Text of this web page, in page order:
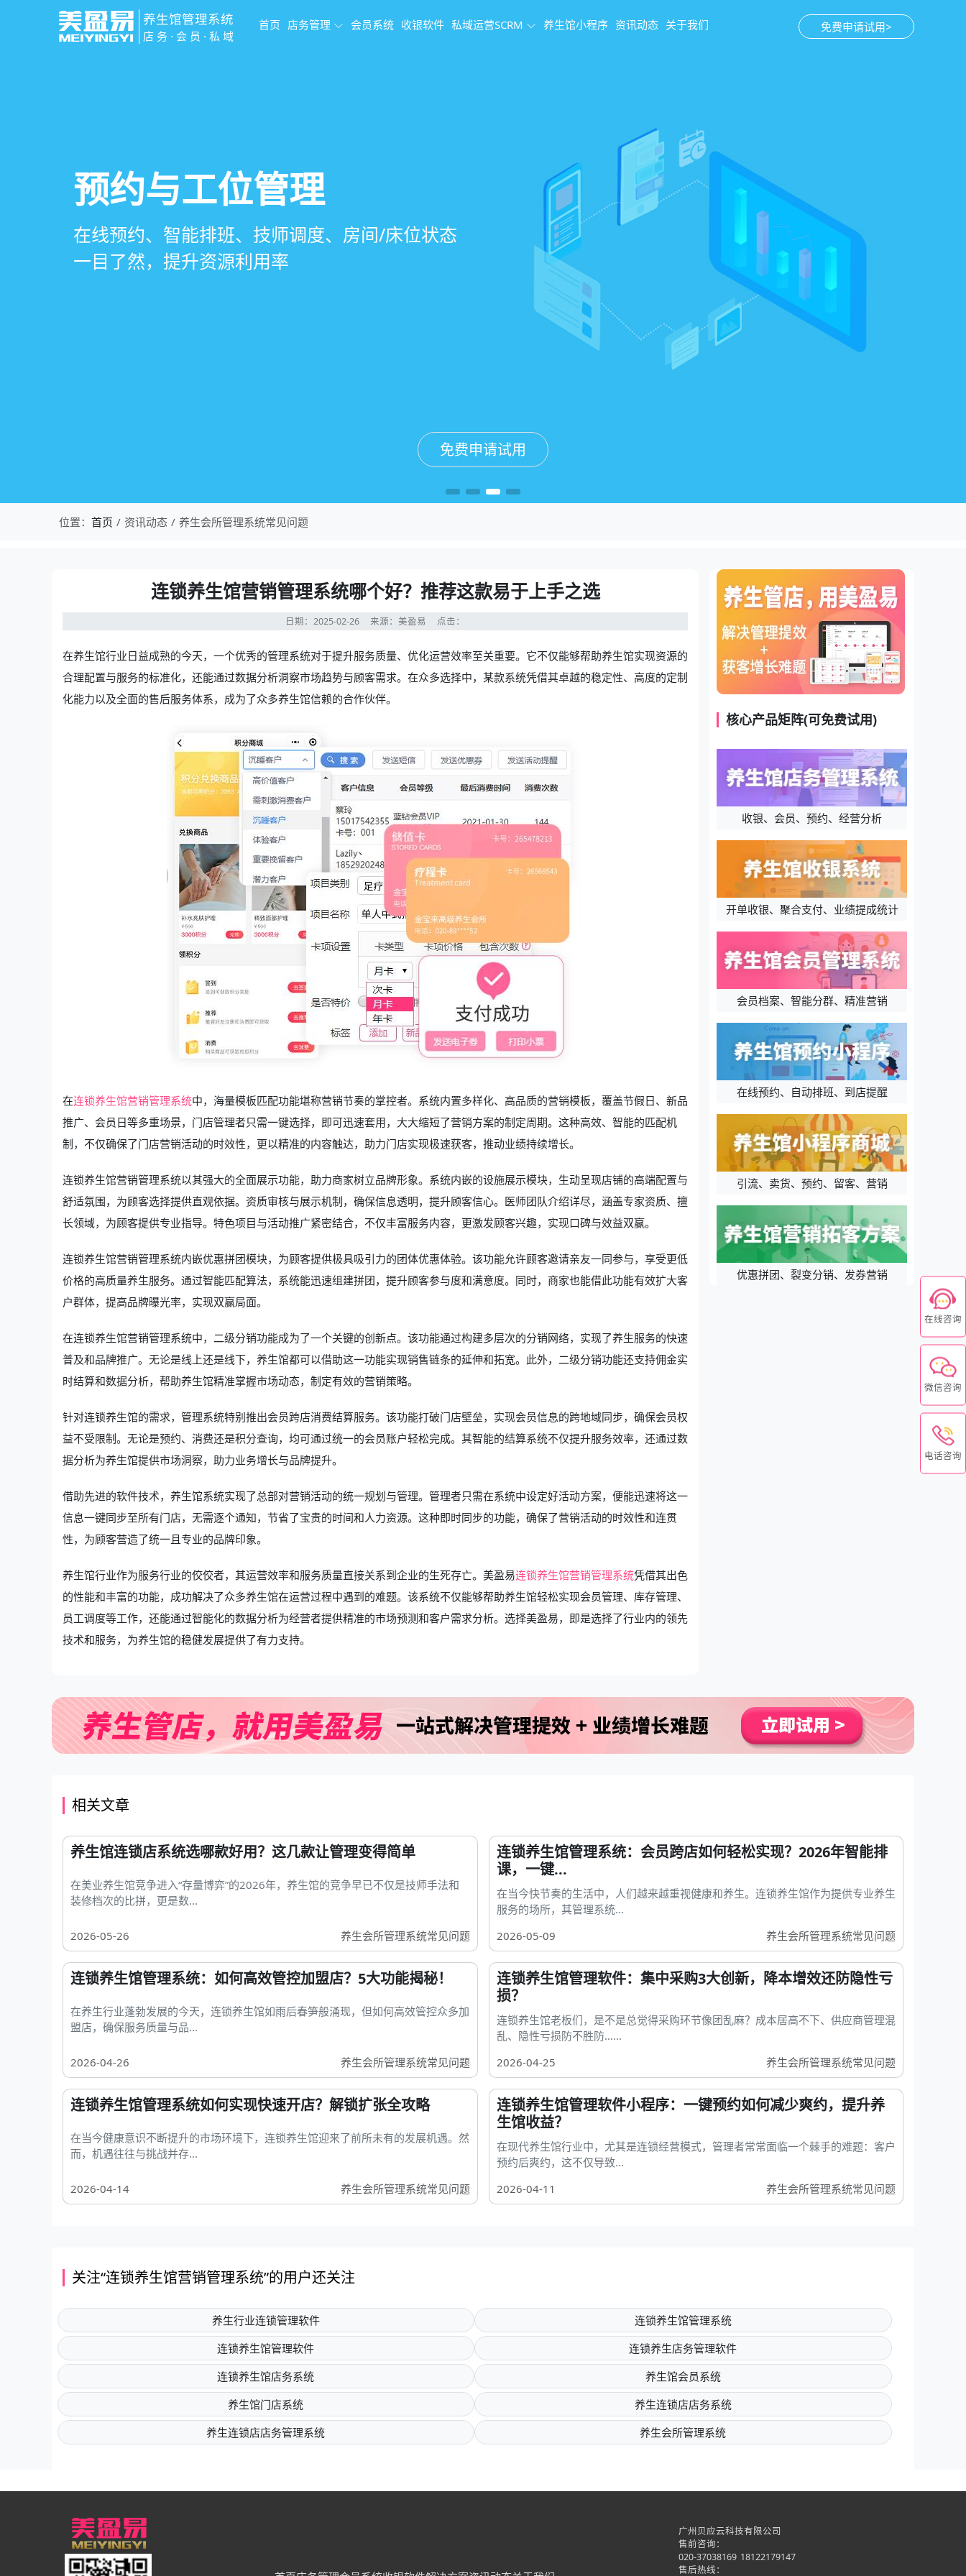
养生馆管理系统
店务·会员·私域
免费申请试用>
首页 店务管理 会员系统 收银软件 私域运营SCRM 养生馆小程序 资讯动态 关于我们
智慧养生馆管理系统
一站式解决养生馆预约、服务、会员、财务、营
销全流程数字化管理
免费申请试用
会员营销&锁客
会员积分、套餐定制、精准营销、客户关怀，提
升复购率与客单价
免费申请试用
预约与工位管理
在线预约、智能排班、技师调度、房间/床位状态
一目了然，提升资源利用率
免费申请试用
健康档案与效果追踪
客户体质记录、服务方案执行、效果对比，数据
化展示服务价值
免费申请试用
位置： 首页 资讯动态 养生会所管理系统常见问题
连锁养生馆营销管理系统哪个好？推荐这款易于上手之选
日期：2025-02-26 来源：美盈易 点击：
在养生馆行业日益成熟的今天，一个优秀的管理系统对于提升服务质量、优化运营效率至关重要。它不仅能够帮助养生馆实现资源的
合理配置与服务的标准化，还能通过数据分析洞察市场趋势与顾客需求。在众多选择中，某款系统凭借其卓越的稳定性、高度的定制
化能力以及全面的售后服务体系，成为了众多养生馆信赖的合作伙伴。
在连锁养生馆营销管理系统中，海量模板匹配功能堪称营销节奏的掌控者。系统内置多样化、高品质的营销模板，覆盖节假日、新品
推广、会员日等多重场景，门店管理者只需一键选择，即可迅速套用，大大缩短了营销方案的制定周期。这种高效、智能的匹配机
制，不仅确保了门店营销活动的时效性，更以精准的内容触达，助力门店实现极速获客，推动业绩持续增长。
连锁养生馆营销管理系统以其强大的全面展示功能，助力商家树立品牌形象。系统内嵌的设施展示模块，生动呈现店铺的高端配置与
舒适氛围，为顾客选择提供直观依据。资质审核与展示机制，确保信息透明，提升顾客信心。医师团队介绍详尽，涵盖专家资质、擅
长领域，为顾客提供专业指导。特色项目与活动推广紧密结合，不仅丰富服务内容，更激发顾客兴趣，实现口碑与效益双赢。
连锁养生馆营销管理系统内嵌优惠拼团模块，为顾客提供极具吸引力的团体优惠体验。该功能允许顾客邀请亲友一同参与，享受更低
价格的高质量养生服务。通过智能匹配算法，系统能迅速组建拼团，提升顾客参与度和满意度。同时，商家也能借此功能有效扩大客
户群体，提高品牌曝光率，实现双赢局面。
在连锁养生馆营销管理系统中，二级分销功能成为了一个关键的创新点。该功能通过构建多层次的分销网络，实现了养生服务的快速
普及和品牌推广。无论是线上还是线下，养生馆都可以借助这一功能实现销售链条的延伸和拓宽。此外，二级分销功能还支持佣金实
时结算和数据分析，帮助养生馆精准掌握市场动态，制定有效的营销策略。
针对连锁养生馆的需求，管理系统特别推出会员跨店消费结算服务。该功能打破门店壁垒，实现会员信息的跨地域同步，确保会员权
益不受限制。无论是预约、消费还是积分查询，均可通过统一的会员账户轻松完成。其智能的结算系统不仅提升服务效率，还通过数
据分析为养生馆提供市场洞察，助力业务增长与品牌提升。
借助先进的软件技术，养生馆系统实现了总部对营销活动的统一规划与管理。管理者只需在系统中设定好活动方案，便能迅速将这一
信息一键同步至所有门店，无需逐个通知，节省了宝贵的时间和人力资源。这种即时同步的功能，确保了营销活动的时效性和连贯
性，为顾客营造了统一且专业的品牌印象。
养生馆行业作为服务行业的佼佼者，其运营效率和服务质量直接关系到企业的生死存亡。美盈易连锁养生馆营销管理系统凭借其出色
的性能和丰富的功能，成功解决了众多养生馆在运营过程中遇到的难题。该系统不仅能够帮助养生馆轻松实现会员管理、库存管理、
员工调度等工作，还能通过智能化的数据分析为经营者提供精准的市场预测和客户需求分析。选择美盈易，即是选择了行业内的领先
技术和服务，为养生馆的稳健发展提供了有力支持。
核心产品矩阵(可免费试用)
收银、会员、预约、经营分析
开单收银、聚合支付、业绩提成统计
会员档案、智能分群、精准营销
在线预约、自动排班、到店提醒
引流、卖货、预约、留客、营销
优惠拼团、裂变分销、发券营销
相关文章
养生馆连锁店系统选哪款好用？这几款让管理变得简单
在美业养生馆竞争进入“存量博弈”的2026年，养生馆的竞争早已不仅是技师手法和
装修档次的比拼，更是数...
2026-05-26 养生会所管理系统常见问题
连锁养生馆管理系统：会员跨店如何轻松实现？2026年智能排
课，一键...
在当今快节奏的生活中，人们越来越重视健康和养生。连锁养生馆作为提供专业养生
服务的场所，其管理系统...
2026-05-09
养生会所管理系统常见问题
连锁养生馆管理系统：如何高效管控加盟店？5大功能揭秘！
在养生行业蓬勃发展的今天，连锁养生馆如雨后春笋般涌现，但如何高效管控众多加
盟店，确保服务质量与品...
2026-04-26 养生会所管理系统常见问题
连锁养生馆管理软件：集中采购3大创新，降本增效还防隐性亏
损？
连锁养生馆老板们，是不是总觉得采购环节像团乱麻？成本居高不下、供应商管理混
乱、隐性亏损防不胜防…...
2026-04-25
养生会所管理系统常见问题
连锁养生馆管理系统如何实现快速开店？解锁扩张全攻略
在当今健康意识不断提升的市场环境下，连锁养生馆迎来了前所未有的发展机遇。然
而，机遇往往与挑战并存...
2026-04-14 养生会所管理系统常见问题
连锁养生馆管理软件小程序：一键预约如何减少爽约，提升养
生馆收益？
在现代养生馆行业中，尤其是连锁经营模式，管理者常常面临一个棘手的难题：客户
预约后爽约，这不仅导致...
2026-04-11
养生会所管理系统常见问题
关注“连锁养生馆营销管理系统”的用户还关注
养生行业连锁管理软件
连锁养生馆管理系统
连锁养生馆管理软件
连锁养生店务管理软件
连锁养生馆店务系统
养生馆会员系统
养生馆门店系统
养生连锁店店务系统
养生连锁店店务管理系统
养生会所管理系统
广州贝应云科技有限公司
售前咨询：
020-37038169 18122179147
售后热线：
在线咨询
微信咨询
电话咨询